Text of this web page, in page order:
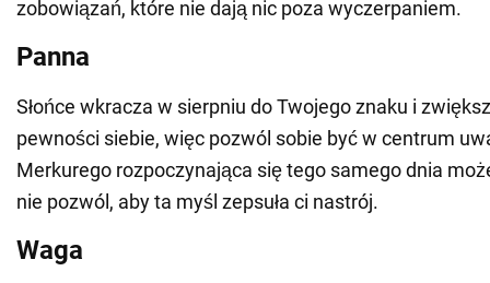
zobowiązań, które nie dają nic poza wyczerpaniem.
Panna
Słońce wkracza w sierpniu do Twojego znaku i
pewności siebie, więc pozwól sobie być w centrum
Merkurego rozpoczynająca się tego samego dnia
nie pozwól, aby ta myśl zepsuła ci nastrój.
Waga